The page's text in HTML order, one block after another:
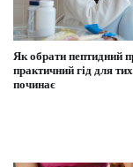
Як обрати пептидний
практичний гід для
починає